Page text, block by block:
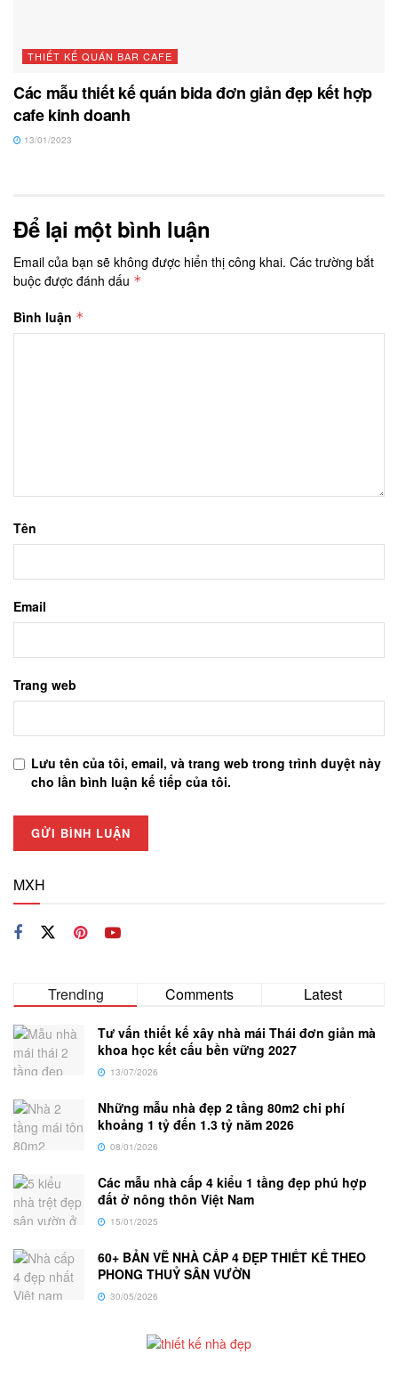
THIẾT KẾ QUÁN BAR CAFE
Các mẫu thiết kế quán bida đơn giản đẹp kết hợp
cafe kinh doanh
13/01/2023
Để lại một bình luận
Email của bạn sẽ không được hiển thị công khai. Các trường bắt
buộc được đánh dấu *
Bình luận *
Tên
Email
Trang web
Lưu tên của tôi, email, và trang web trong trình duyệt này
cho lần bình luận kế tiếp của tôi.
MXH
Trending Comments Latest
Tư vấn thiết kế xây nhà mái Thái đơn giản mà
khoa học kết cấu bền vững 2027
13/07/2026
Những mẫu nhà đẹp 2 tầng 80m2 chi phí
khoảng 1 tỷ đến 1.3 tỷ năm 2026
08/01/2026
Các mẫu nhà cấp 4 kiểu 1 tầng đẹp phú hợp
đất ở nông thôn Việt Nam
15/01/2025
60+ BẢN VẼ NHÀ CẤP 4 ĐẸP THIẾT KẾ THEO
PHONG THUỶ SÂN VƯỜN
30/05/2026